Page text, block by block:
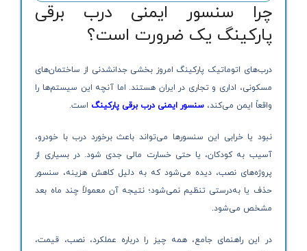
چرا سنسور ایمنی درب برقی
پارکینگ یک ضرورت است؟
درب‌های اتوماتیک پارکینگ امروز بخشی جدانشدنی از ساختمان‌های
مسکونی، اداری و تجاری در ایران هستند. اما آنچه این سیستم‌ها را
واقعاً ایمن می‌کند،سنسور ایمنی درب برقی پارکینگ است.
نبود یا خرابی این سنسورها می‌تواند باعث برخورد درب با خودرو،
آسیب به کودکان، یا حتی خسارت مالی جدی شود. در بسیاری از
پروژه‌های نصب، دیده می‌شود که به دلیل کاهش هزینه، سنسور
حذف یا به‌درستی تنظیم نمی‌شود؛ نتیجه آن معمولاً چند ماه بعد
مشخص می‌شود.
در این راهنمای جامع، همه چیز را درباره عملکرد، نصب، قیمت،